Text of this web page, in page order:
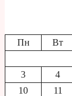
Пн
Вт
3
4
10
11